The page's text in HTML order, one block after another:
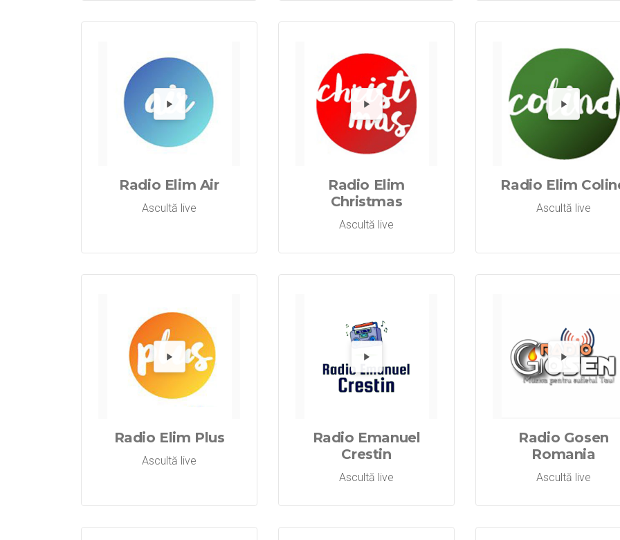
Redă Radio Elim
Radio Elim Air
Ascultă live
Redă
Radio Elim
Christmas
Ascultă live
Radio Elim
Ascultă live
Redă Radio Elim
Radio Elim Plus
Ascultă live
Redă
Radio Emanuel
Crestin
Ascultă live
Radio Gosen
Romania
Ascultă live